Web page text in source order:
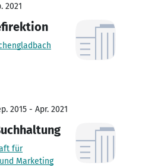
2021
2015 - Apr. 2021
für
Marketing